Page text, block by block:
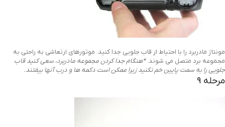
مونتاژ مادربرد را با احتیاط از قاب جلویی جدا کنید. موتورهای ارتعاشی به راحتی به
مجموعه برد متصل می شوند.*هنگام جدا کردن مجموعه مادربرد، سعی کنید قاب
جلویی را به سمت پایین خم نکنید زیرا ممکن است دکمه ها و درب آنها بیفتند.
مرحله 9